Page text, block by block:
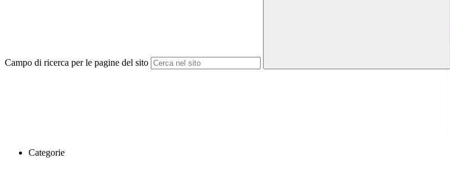
Campo di ricerca per le pagine del sito
Categorie